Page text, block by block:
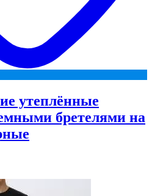
утеплённые
бретелями на